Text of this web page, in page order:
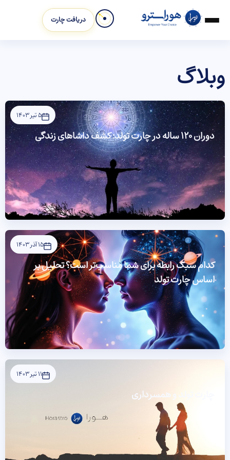
دریافت چارت
وبلاگ
5 تیر 1403
دوران 120 ساله در چارت تولد: کشف داشاهای زندگی
15 آذر 1403
کدام سبک رابطه برای شما مناسب‌تر است؟ تحلیل بر
اساس چارت تولد
11 تیر 1403
چارت تولد و همسرداری